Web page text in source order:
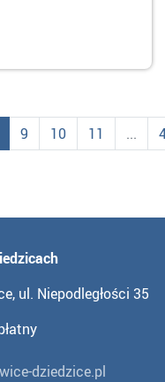
9 10 11 ...
ul. Niepodległości 35
dziedzice.pl